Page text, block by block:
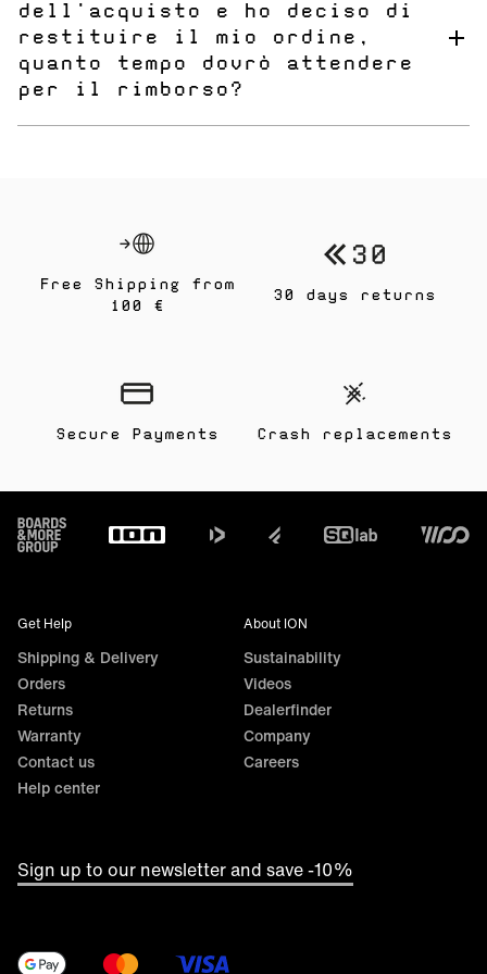
dell'acquisto e ho deciso di
restituire il mio ordine,
quanto tempo dovrò attendere
per il rimborso?
Free Shipping from
100 €
Secure Payments
30 days returns
Crash replacements
Footer
Get Help
Shipping & Delivery
Orders
Returns
Warranty
Contact us
Help center
About ION
Sustainability
Videos
Dealerfinder
Company
Careers
Sign up to our newsletter and save -10%